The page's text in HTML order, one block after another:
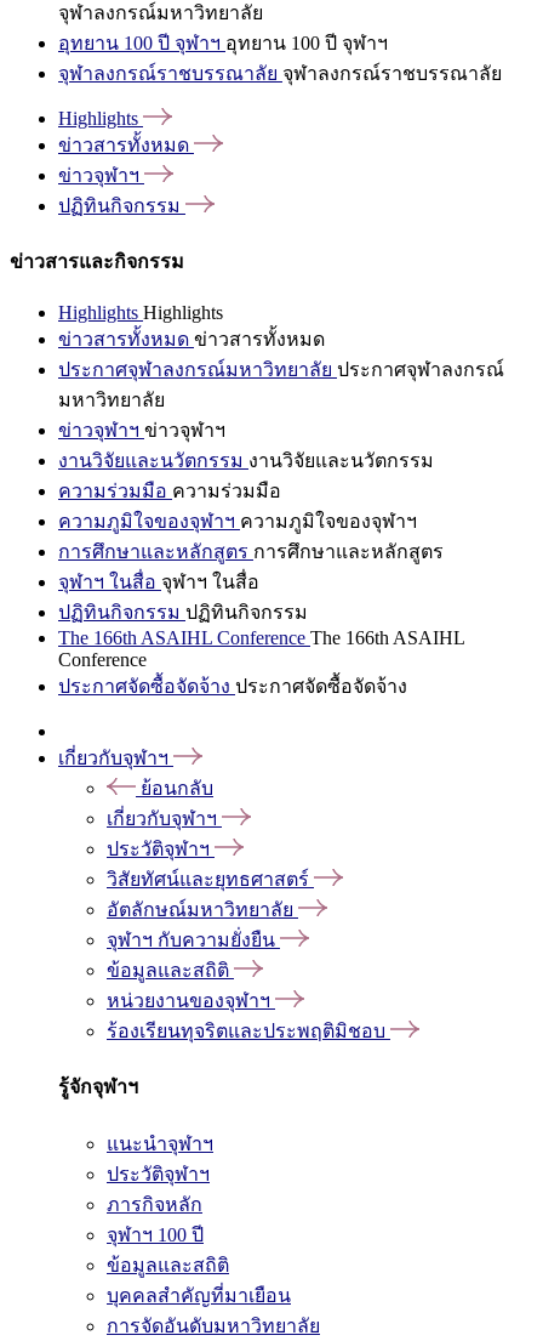
จุฬาลงกรณ์มหาวิทยาลัย
อุทยาน 100 ปี จุฬาฯ อุทยาน 100 ปี จุฬาฯ
จุฬาลงกรณ์ราชบรรณาลัย จุฬาลงกรณ์ราชบรรณาลัย
Highlights
ข่าวสารทั้งหมด
ข่าวจุฬาฯ
ปฏิทินกิจกรรม
ข่าวสารและกิจกรรม
Highlights Highlights
ข่าวสารทั้งหมด ข่าวสารทั้งหมด
ประกาศจุฬาลงกรณ์มหาวิทยาลัย ประกาศจุฬาลงกรณ์
มหาวิทยาลัย
ข่าวจุฬาฯ ข่าวจุฬาฯ
งานวิจัยและนวัตกรรม งานวิจัยและนวัตกรรม
ความร่วมมือ ความร่วมมือ
ความภูมิใจของจุฬาฯ ความภูมิใจของจุฬาฯ
การศึกษาและหลักสูตร การศึกษาและหลักสูตร
จุฬาฯ ในสื่อ จุฬาฯ ในสื่อ
ปฏิทินกิจกรรม ปฏิทินกิจกรรม
The 166th ASAIHL Conference The 166th ASAIHL
Conference
ประกาศจัดซื้อจัดจ้าง ประกาศจัดซื้อจัดจ้าง
เกี่ยวกับจุฬาฯ
ย้อนกลับ
เกี่ยวกับจุฬาฯ
ประวัติจุฬาฯ
วิสัยทัศน์และยุทธศาสตร์
อัตลักษณ์มหาวิทยาลัย
จุฬาฯ กับความยั่งยืน
ข้อมูลและสถิติ
หน่วยงานของจุฬาฯ
ร้องเรียนทุจริตและประพฤติมิชอบ
รู้จักจุฬาฯ
แนะนำจุฬาฯ
ประวัติจุฬาฯ
ภารกิจหลัก
จุฬาฯ 100 ปี
ข้อมูลและสถิติ
บุคคลสำคัญที่มาเยือน
การจัดอันดับมหาวิทยาลัย